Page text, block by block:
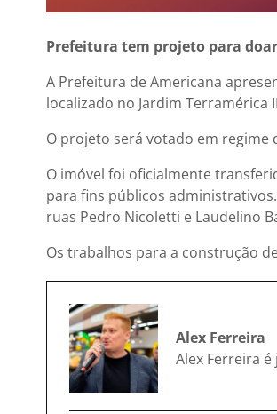
Prefeitura tem projeto para
A Prefeitura de Americana
localizado no Jardim Terramérica
O projeto será votado em regime
O imóvel foi oficialmente
para fins públicos
ruas Pedro Nicoletti e Laudelino
Os trabalhos para a construção
Alex Ferreira
Alex Ferreira